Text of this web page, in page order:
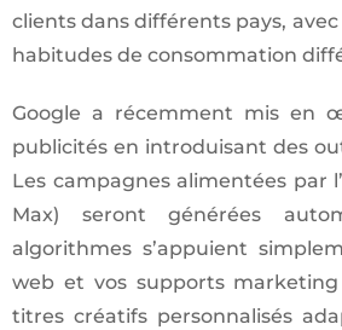
clients dans différents pays,
habitudes de consommation
Google a récemment mis en
publicités en introduisant des
Les campagnes alimentées par
Max) seront générées
algorithmes s’appuient
web et vos supports
titres créatifs personnalisés